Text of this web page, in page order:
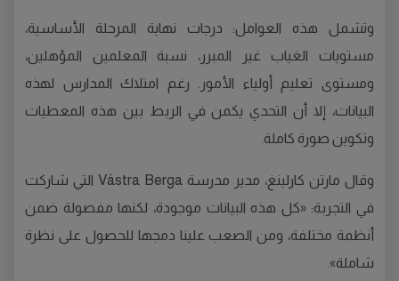
وتشمل هذه العوامل: درجات نهاية المرحلة الأساسية،
مستويات الغياب غير المبرر، نسبة المعلمين المؤهلين،
ومستوى تعليم أولياء الأمور. رغم امتلاك المدارس لهذه
البيانات، إلا أن التحدي يكمن في الربط بين هذه المعطيات
وتكوين صورة كاملة.
وقال مارتن كارلينغ، مدير مدرسة Västra Berga التي شاركت
في التجربة: «كل هذه البيانات موجودة، لكنها مفصولة ضمن
أنظمة مختلفة، ومن الصعب علينا دمجها للحصول على نظرة
شاملة».